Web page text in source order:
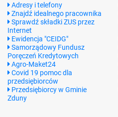
Adresy i telefony
Znajdź idealnego pracownika
Sprawdź składki ZUS przez
Internet
Ewidencja "CEIDG"
Samorządowy Fundusz
Poręczeń Kredytowych
Agro-Maket24
Covid 19 pomoc dla
przedsiębiorców
Przedsiębiorcy w Gminie
Zduny